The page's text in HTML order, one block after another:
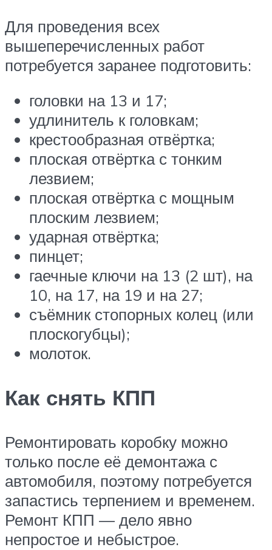
Для проведения всех
вышеперечисленных работ
потребуется заранее подготовить:
головки на 13 и 17;
удлинитель к головкам;
крестообразная отвёртка;
плоская отвёртка с тонким
лезвием;
плоская отвёртка с мощным
плоским лезвием;
ударная отвёртка;
пинцет;
гаечные ключи на 13 (2 шт), на
10, на 17, на 19 и на 27;
съёмник стопорных колец (или
плоскогубцы);
молоток.
Как снять КПП
Ремонтировать коробку можно
только после её демонтажа с
автомобиля, поэтому потребуется
запастись терпением и временем.
Ремонт КПП — дело явно
непростое и небыстрое.